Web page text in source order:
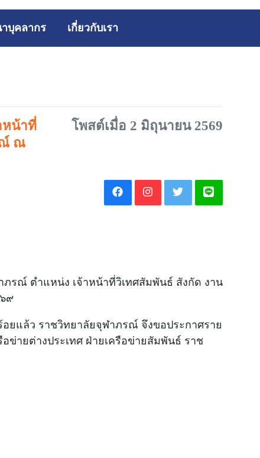
บุคลากร เกี่ยวกับเรา
หน้าที่
ณ์ ณ
โพสต์เมื่อ 2 มิถุนายน 2569
รณ์ ตำแหน่ง เจ้าหน้าที่วิเทศสัมพันธ์ สังกัด งาน
๙
ยแล้ว ราชวิทยาลัยจุฬาภรณ์ จึงขอประกาศราย
ข่ายต่างประเทศ ฝ่ายเครือข่ายสัมพันธ์ ราช